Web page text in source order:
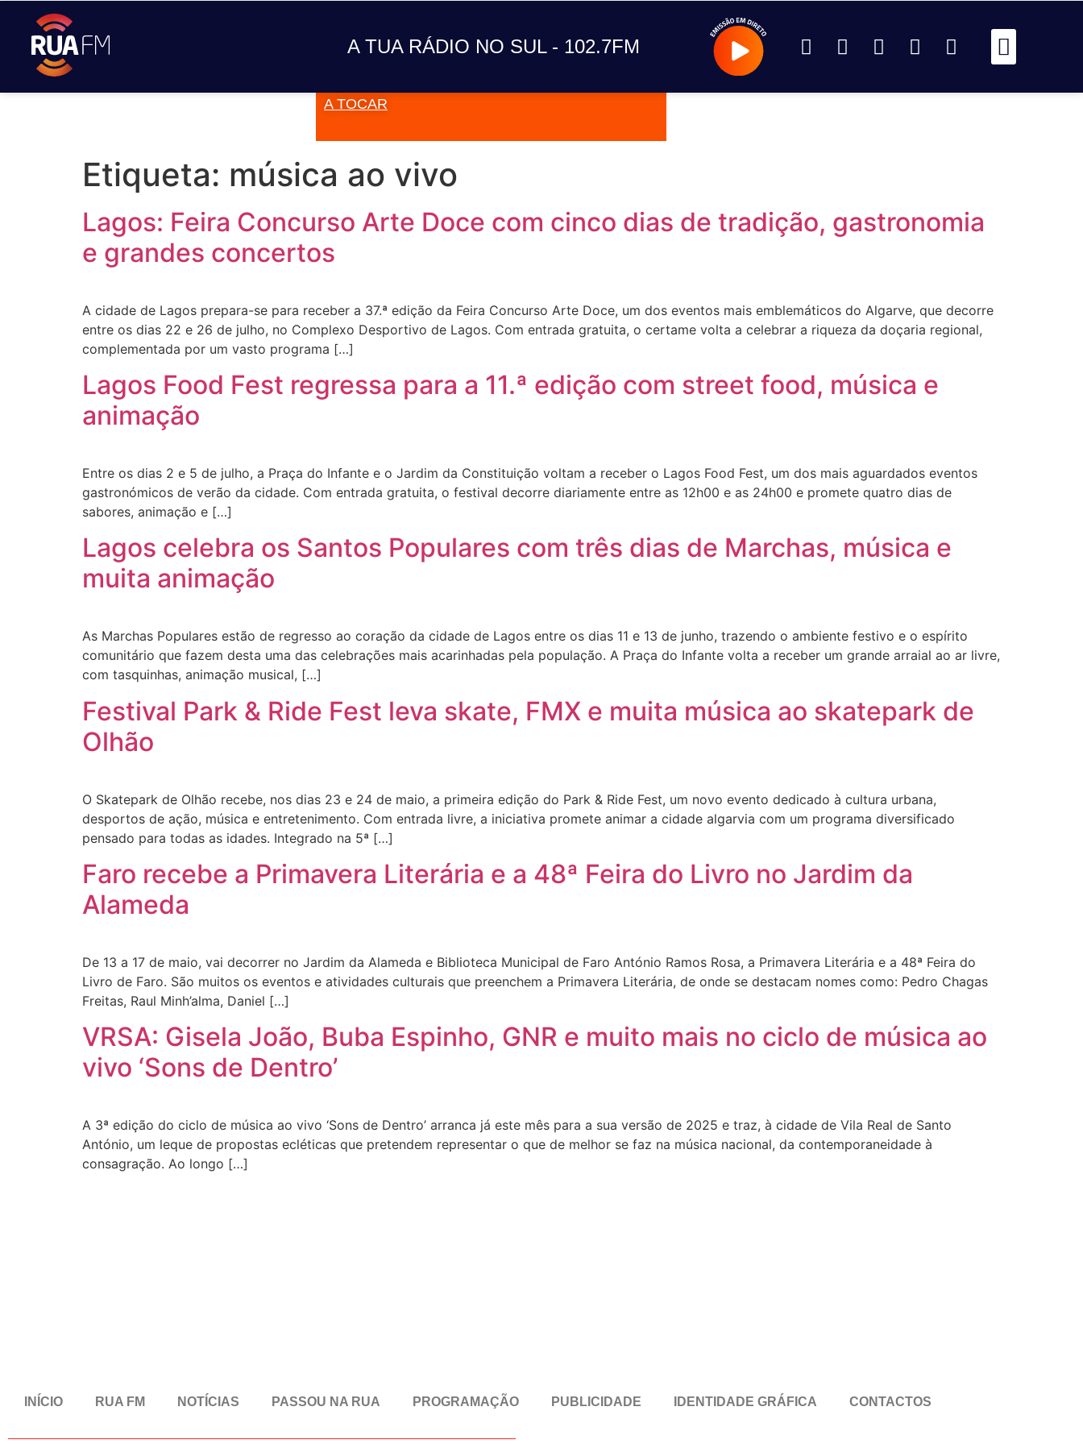
A TUA RÁDIO NO SUL - 102.7FM
A TUA RÁDIO NO SUL
A TOCAR
Etiqueta: música ao vivo
Lagos: Feira Concurso Arte Doce com cinco dias de tradição, gastronomia
e grandes concertos
A cidade de Lagos prepara-se para receber a 37.ª edição da Feira Concurso Arte Doce, um dos eventos mais emblemáticos do Algarve, que decorre
entre os dias 22 e 26 de julho, no Complexo Desportivo de Lagos. Com entrada gratuita, o certame volta a celebrar a riqueza da doçaria regional,
complementada por um vasto programa […]
Lagos Food Fest regressa para a 11.ª edição com street food, música e
animação
Entre os dias 2 e 5 de julho, a Praça do Infante e o Jardim da Constituição voltam a receber o Lagos Food Fest, um dos mais aguardados eventos
gastronómicos de verão da cidade. Com entrada gratuita, o festival decorre diariamente entre as 12h00 e as 24h00 e promete quatro dias de
sabores, animação e […]
Lagos celebra os Santos Populares com três dias de Marchas, música e
muita animação
As Marchas Populares estão de regresso ao coração da cidade de Lagos entre os dias 11 e 13 de junho, trazendo o ambiente festivo e o espírito
comunitário que fazem desta uma das celebrações mais acarinhadas pela população. A Praça do Infante volta a receber um grande arraial ao ar livre,
com tasquinhas, animação musical, […]
Festival Park & Ride Fest leva skate, FMX e muita música ao skatepark de
Olhão
O Skatepark de Olhão recebe, nos dias 23 e 24 de maio, a primeira edição do Park & Ride Fest, um novo evento dedicado à cultura urbana,
desportos de ação, música e entretenimento. Com entrada livre, a iniciativa promete animar a cidade algarvia com um programa diversificado
pensado para todas as idades. Integrado na 5ª […]
Faro recebe a Primavera Literária e a 48ª Feira do Livro no Jardim da
Alameda
De 13 a 17 de maio, vai decorrer no Jardim da Alameda e Biblioteca Municipal de Faro António Ramos Rosa, a Primavera Literária e a 48ª Feira do
Livro de Faro. São muitos os eventos e atividades culturais que preenchem a Primavera Literária, de onde se destacam nomes como: Pedro Chagas
Freitas, Raul Minh’alma, Daniel […]
VRSA: Gisela João, Buba Espinho, GNR e muito mais no ciclo de música ao
vivo ‘Sons de Dentro’
A 3ª edição do ciclo de música ao vivo ‘Sons de Dentro’ arranca já este mês para a sua versão de 2025 e traz, à cidade de Vila Real de Santo
António, um leque de propostas ecléticas que pretendem representar o que de melhor se faz na música nacional, da contemporaneidade à
consagração. Ao longo […]
INÍCIO RUA FM NOTÍCIAS PASSOU NA RUA PROGRAMAÇÃO PUBLICIDADE IDENTIDADE GRÁFICA CONTACTOS